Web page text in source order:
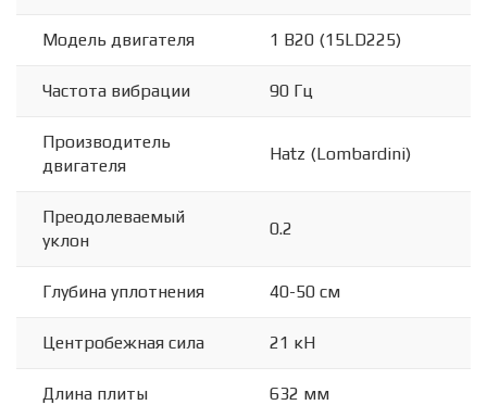
Модель двигателя 1 B20 (15LD225)
Частота вибрации 90 Гц
Производитель
двигателя
Hatz (Lombardini)
Преодолеваемый
уклон
0.2
Глубина уплотнения 40-50 см
Центробежная сила 21 кН
Длина плиты 632 мм